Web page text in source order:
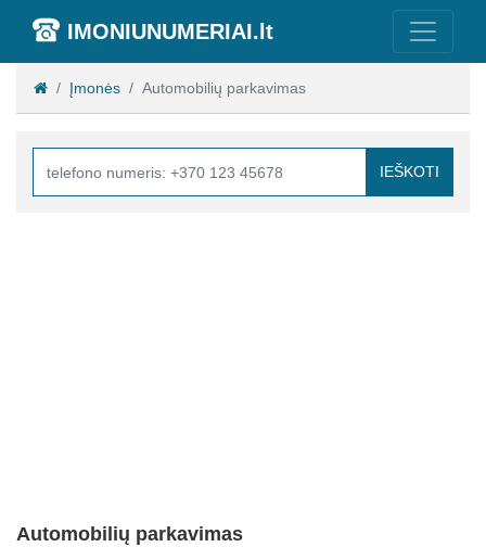
IMONIUNUMERIAI.lt
Įmonės Automobilių parkavimas
IEŠKOTI
Automobilių parkavimas